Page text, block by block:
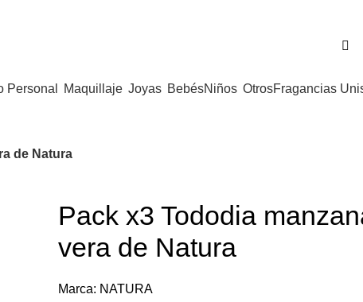
Personal Maquillaje Joyas BebésNiños OtrosFragancias
de Natura
Pack x3 Tododia
vera de Natura
Marca: NATURA